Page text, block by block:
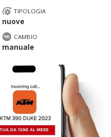
TIPOLOGIA
nuove
CAMBIO
manuale